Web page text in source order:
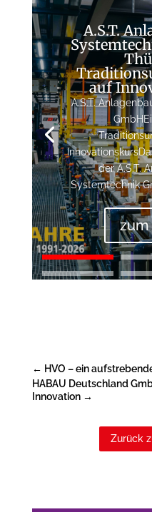
A.S.T.
auf
A.S.T.
der A.S.T.
Systemtechnik
zum
← HVO – ein
HABAU Deutschland
Innovation→
Zurück